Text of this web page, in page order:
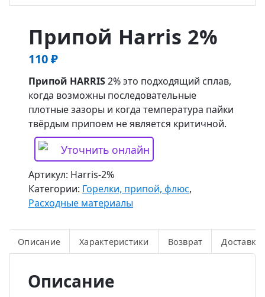
Припой Harris 2%
110₽
Припой HARRIS2% это подходящий сплав,
когда возможны последовательные
плотные зазоры и когда температура пайки
твёрдым припоем не является критичной.
Уточнить онлайн
Артикул: Harris-2%
Категории: Горелки, припой, флюс,
Расходные материалы
Описание Характеристики Возврат Доставка
Описание